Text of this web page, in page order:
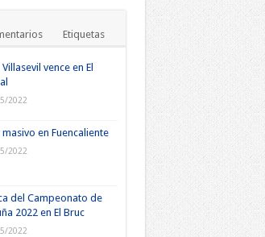
Etiquetas
vence en El
2022
en Fuencaliente
2022
del Campeonato de
2022 en El Bruc
2022